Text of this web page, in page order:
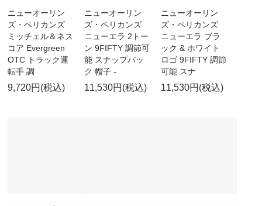
ニューオーリン
ズ・ペリカンズ
ミッチェル＆ネス
コア Evergreen
OTC トラック運
転手 調
9,720円(税込)
ニューオーリン
ズ・ペリカンズ
ニューエラ 2トー
ン 9FIFTY 調節可
能 スナップバッ
ク 帽子 -
11,530円(税込)
ニューオーリン
ズ・ペリカンズ
ニューエラ ブラ
ック & ホワイト
ロゴ 9FIFTY 調節
可能 スナ
11,530円(税込)